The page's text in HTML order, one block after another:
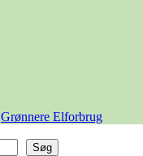
Grønnere Elforbrug
Søg